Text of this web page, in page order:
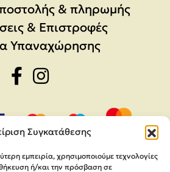
Συγκατάθεσης
εμπειρία, χρησιμοποιούμε τεχνολογίες
ή/και την πρόσβαση σε
& πληρωμής
& Επιστροφές
Υπαναχώρησης